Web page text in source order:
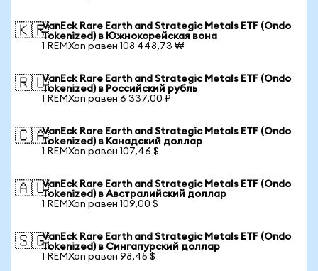
🇰🇷VanEck Rare Earth and Strategic Metals ETF (Ondo
Tokenized) в Южнокорейская вона
1 REMXon равен 108 448,73 ₩
🇷🇺VanEck Rare Earth and Strategic Metals ETF (Ondo
Tokenized) в Российский рубль
1 REMXon равен 6 337,00 ₽
🇨🇦VanEck Rare Earth and Strategic Metals ETF (Ondo
Tokenized) в Канадский доллар
1 REMXon равен 107,46 $
🇦🇺VanEck Rare Earth and Strategic Metals ETF (Ondo
Tokenized) в Австралийский доллар
1 REMXon равен 109,00 $
🇸🇬VanEck Rare Earth and Strategic Metals ETF (Ondo
Tokenized) в Сингапурский доллар
1 REMXon равен 98,45 $